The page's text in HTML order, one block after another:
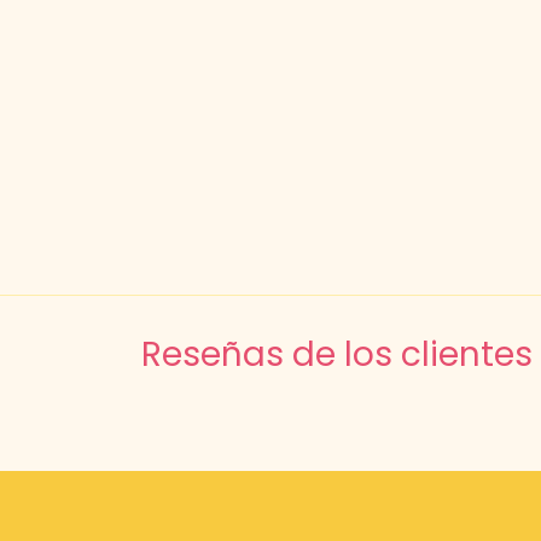
Reseñas de los clientes